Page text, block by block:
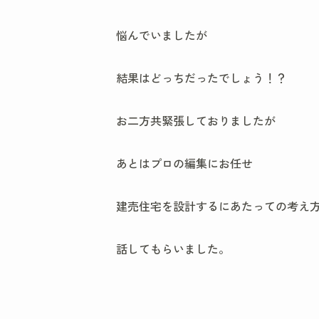
悩んでいましたが
結果はどっちだったでしょう！？
お二方共緊張しておりましたが
あとはプロの編集にお任せ
建売住宅を設計するにあたっての考え
話してもらいました。